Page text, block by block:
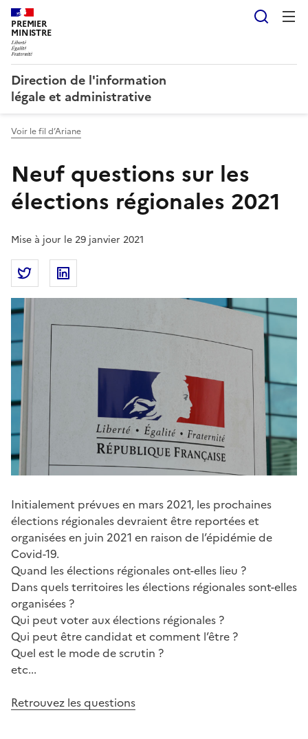
PREMIER
MINISTRE
Direction de l'information
légale et administrative
Voir le fil d’Ariane
Neuf questions sur les
élections régionales 2021
Mise à jour le 29 janvier 2021
Partager la page
Partager Neuf questions sur les élections
Initialement prévues en mars 2021, les prochaines
élections régionales devraient être reportées et
organisées en juin 2021 en raison de l’épidémie de
Covid-19.
Quand les élections régionales ont-elles lieu ?
Dans quels territoires les élections régionales sont-elles
organisées ?
Qui peut voter aux élections régionales ?
Qui peut être candidat et comment l’être ?
Quel est le mode de scrutin ?
etc...
Retrouvez les questions